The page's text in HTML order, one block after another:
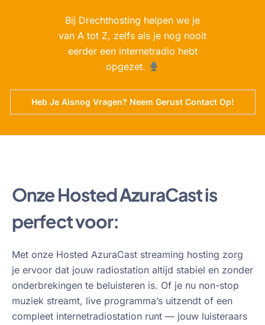
Bij Drechthosting helpen we je
van A tot Z, zelfs als je nog nooit
eerder een internetradio hebt
opgezet.
Heb Je Alsnog Vragen? Neem Gerust Contact Op!
Onze Hosted AzuraCast is
perfect voor:
Met onze Hosted AzuraCast streaming hosting zorg
je ervoor dat jouw radiostation altijd stabiel en zonder
onderbrekingen te beluisteren is. Of je nu non-stop
muziek streamt, live programma’s uitzendt of een
compleet internetradiostation runt — jouw luisteraars